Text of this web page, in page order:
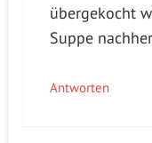
übergekocht
Suppe
Antworten